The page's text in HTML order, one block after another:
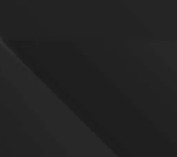
in India: क्या आप नया
हां, तो जरा रूक जाइए... मई